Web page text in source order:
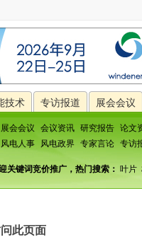
技术 专访报道 展会会议
展会会议 会议资讯 研究报告 论文
风电人事 风电政界 专家言论 专访
关键词竞价推广，热门搜索： 叶片
此页面